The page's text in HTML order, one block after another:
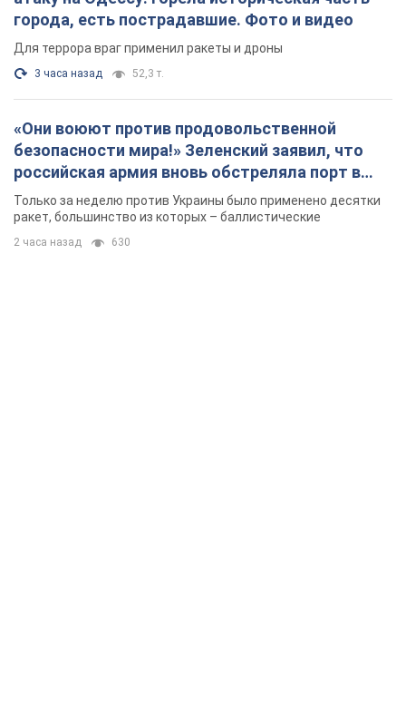
города, есть пострадавшие. Фото и видео
Для террора враг применил ракеты и дроны
3 часа назад 52,3 т.
«Они воюют против продовольственной
безопасности мира!» Зеленский заявил, что
российская армия вновь обстреляла порт в
Одессе
Только за неделю против Украины было применено десятки
ракет, большинство из которых – баллистические
2 часа назад 630